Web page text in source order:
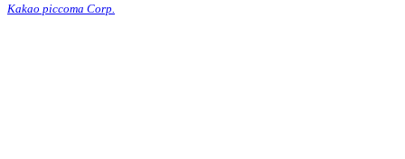
Kakao piccoma Corp.